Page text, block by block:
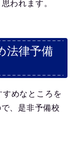
思われます。
法律予備
すめなところを
、是非予備校